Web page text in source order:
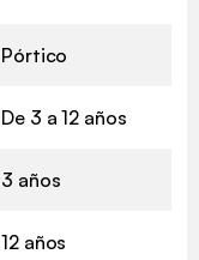
Pórtico
De 3 a 12 años
3 años
12 años